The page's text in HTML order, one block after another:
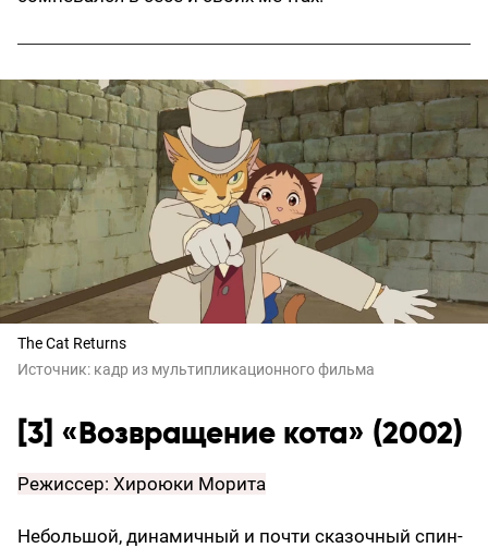
The Cat Returns
Источник: кадр из мультипликационного фильма
[3] «Возвращение кота» (2002)
Режиссер: Хироюки Морита
Небольшой, динамичный и почти сказочный спин-